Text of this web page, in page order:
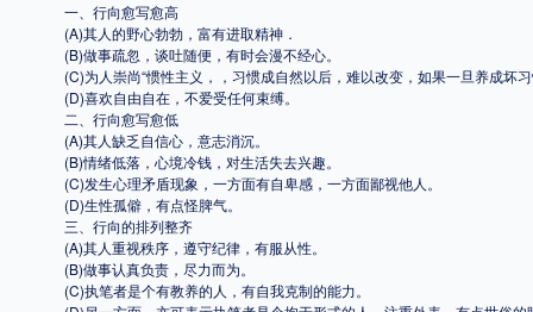
一、行向愈写愈高
(A)其人的野心勃勃，富有进取精神．
(B)做事疏忽，谈吐随便，有时会漫不经心。
(C)为人崇尚“惯性主义，，习惯成自然以后，难以改变，如果一旦养成坏
(D)喜欢自由自在，不爱受任何束缚。
二、行向愈写愈低
(A)其人缺乏自信心，意志消沉。
(B)情绪低落，心境冷钱，对生活失去兴趣。
(C)发生心理矛盾现象，一方面有自卑感，一方面鄙视他人。
(D)生性孤僻，有点怪脾气。
三、行向的排列整齐
(A)其人重视秩序，遵守纪律，有服从性。
(B)做事认真负责，尽力而为。
(C)执笔者是个有教养的人，有自我克制的能力。